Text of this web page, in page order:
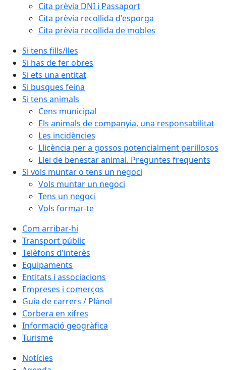
Cita prèvia DNI i Passaport
Cita prèvia recollida d'esporga
Cita prèvia recollida de mobles
Si tens fills/lles
Si has de fer obres
Si ets una entitat
Si busques feina
Si tens animals
Cens municipal
Els animals de companyia, una responsabilitat
Les incidències
Llicència per a gossos potencialment perillosos
Llei de benestar animal. Preguntes freqüents
Si vols muntar o tens un negoci
Vols muntar un negoci
Tens un negoci
Vols formar-te
Com arribar-hi
Transport públic
Telèfons d'interès
Equipaments
Entitats i associacions
Empreses i comerços
Guia de carrers / Plànol
Corbera en xifres
Informació geogràfica
Turisme
Notícies